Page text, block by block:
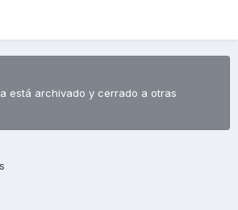
está archivado y cerrado a otras